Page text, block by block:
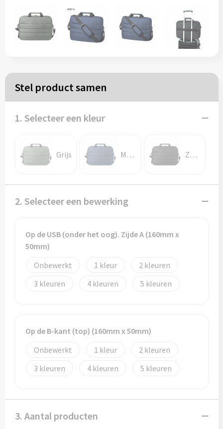
Papieren tassen
Reistassen
Rugzakken
Schoudertassen
Koeltassen
Balpennen
Markeerstiften
Zelfklevende memo's
Notablokken
Mappen
Stel product samen
1. Selecteer een kleur
Grijs Marine blauw Zwart
2. Selecteer een bewerking
Op de USB (onder het oog). Zijde A (160mm x
50mm)
Onbewerkt
1
2
3
4 5
Op de B-kant (top) (160mm x 50mm)
Onbewerkt
1
2
3
4 5
3. Aantal producten